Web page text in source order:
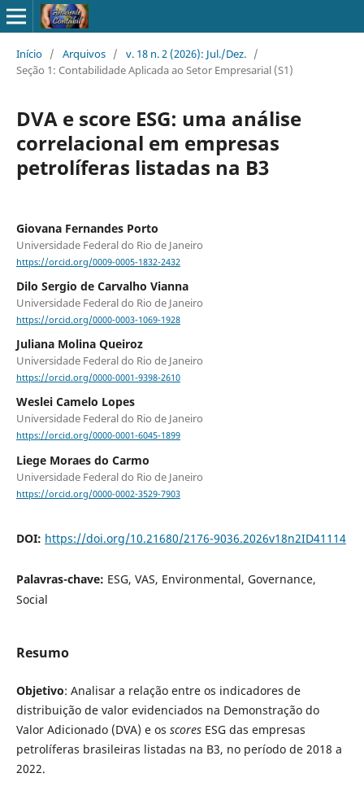
Início / Arquivos / v. 18 n. 2 (2026): Jul./Dez. /
Seção 1: Contabilidade Aplicada ao Setor Empresarial (S1)
DVA e score ESG: uma análise
correlacional em empresas
petrolíferas listadas na B3
Giovana Fernandes Porto
Universidade Federal do Rio de Janeiro
https://orcid.org/0009-0005-1832-2432
Dilo Sergio de Carvalho Vianna
Universidade Federal do Rio de Janeiro
https://orcid.org/0000-0003-1069-1928
Juliana Molina Queiroz
Universidade Federal do Rio de Janeiro
https://orcid.org/0000-0001-9398-2610
Weslei Camelo Lopes
Universidade Federal do Rio de Janeiro
https://orcid.org/0000-0001-6045-1899
Liege Moraes do Carmo
Universidade Federal do Rio de Janeiro
https://orcid.org/0000-0002-3529-7903
DOI: https://doi.org/10.21680/2176-9036.2026v18n2ID41114
Palavras-chave: ESG, VAS, Environmental, Governance,
Social
Resumo
Objetivo: Analisar a relação entre os indicadores de
distribuição de valor evidenciados na Demonstração do
Valor Adicionado (DVA) e os scoresESG das empresas
petrolíferas brasileiras listadas na B3, no período de 2018 a
2022.